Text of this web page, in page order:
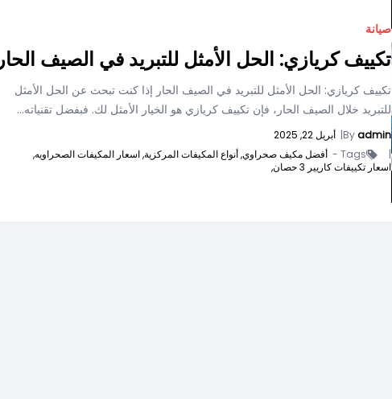
صيانة
تكييف كريازي: الحل الأمثل للتبريد في الصيف الحار
تكييف كريازي: الحل الأمثل للتبريد في الصيف الحار إذا كنت تبحث عن الحل الأمثل
للتبريد خلال الصيف الحار، فإن تكييف كريازي هو الخيار الأمثل لك. فبفضل تقنياته...
Byadmin
| أبريل 22, 2025
|
Tags - أفضل مكيف صحراوي,أنواع المكيفات المركزية,اسعار المكيفات الصحراويه,
اسعار تكييفات كاريير 3 حصان,